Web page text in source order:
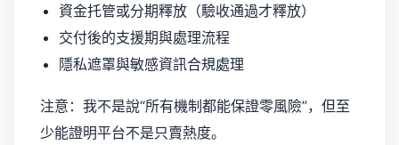
資金托管或分期釋放（驗收通過才釋放）
交付後的支援期與處理流程
隱私遮罩與敏感資訊合規處理
注意：我不是說“所有機制都能保證零風險”，但至
少能證明平台不是只賣熱度。